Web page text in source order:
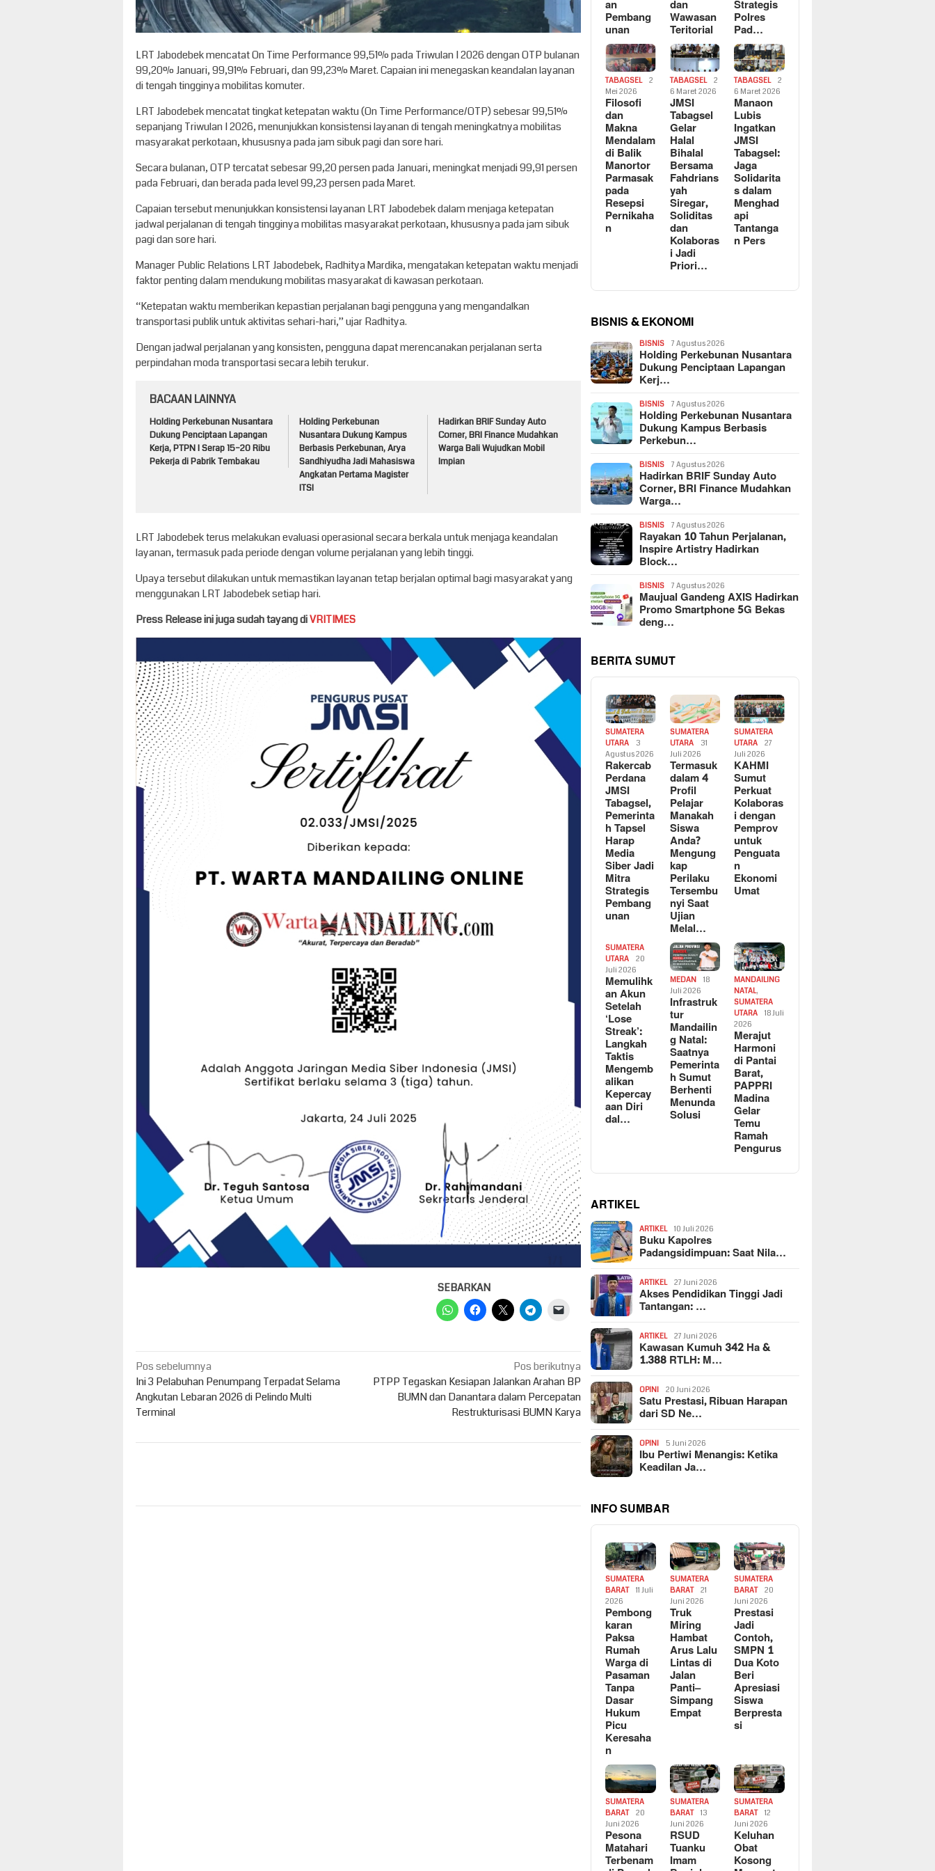
LRT Jabodebek mencatat On Time Performance 99,51% pada Triwulan I 2026 dengan OTP bulanan
99,20% Januari, 99,91% Februari, dan 99,23% Maret. Capaian ini menegaskan keandalan layanan
di tengah tingginya mobilitas komuter.
LRT Jabodebek mencatat tingkat ketepatan waktu (On Time Performance/OTP) sebesar 99,51%
sepanjang Triwulan I 2026, menunjukkan konsistensi layanan di tengah meningkatnya mobilitas
masyarakat perkotaan, khususnya pada jam sibuk pagi dan sore hari.
Secara bulanan, OTP tercatat sebesar 99,20 persen pada Januari, meningkat menjadi 99,91 persen
pada Februari, dan berada pada level 99,23 persen pada Maret.
Capaian tersebut menunjukkan konsistensi layanan LRT Jabodebek dalam menjaga ketepatan
jadwal perjalanan di tengah tingginya mobilitas masyarakat perkotaan, khususnya pada jam sibuk
pagi dan sore hari.
Manager Public Relations LRT Jabodebek, Radhitya Mardika, mengatakan ketepatan waktu menjadi
faktor penting dalam mendukung mobilitas masyarakat di kawasan perkotaan.
“Ketepatan waktu memberikan kepastian perjalanan bagi pengguna yang mengandalkan
transportasi publik untuk aktivitas sehari-hari,” ujar Radhitya.
Dengan jadwal perjalanan yang konsisten, pengguna dapat merencanakan perjalanan serta
perpindahan moda transportasi secara lebih terukur.
BACAAN LAINNYA
Holding Perkebunan Nusantara
Dukung Penciptaan Lapangan
Kerja, PTPN I Serap 15–20 Ribu
Pekerja di Pabrik Tembakau
Holding Perkebunan
Nusantara Dukung Kampus
Berbasis Perkebunan, Arya
Sandhiyudha Jadi Mahasiswa
Angkatan Pertama Magister
ITSI
Hadirkan BRIF Sunday Auto
Corner, BRI Finance Mudahkan
Warga Bali Wujudkan Mobil
Impian
LRT Jabodebek terus melakukan evaluasi operasional secara berkala untuk menjaga keandalan
layanan, termasuk pada periode dengan volume perjalanan yang lebih tinggi.
Upaya tersebut dilakukan untuk memastikan layanan tetap berjalan optimal bagi masyarakat yang
menggunakan LRT Jabodebek setiap hari.
Press Release ini juga sudah tayang diVRITIMES
SEBARKAN
Navigasi
pos
Pos sebelumnya
Ini 3 Pelabuhan Penumpang Terpadat Selama
Angkutan Lebaran 2026 di Pelindo Multi
Terminal
Pos berikutnya
PTPP Tegaskan Kesiapan Jalankan Arahan BP
BUMN dan Danantara dalam Percepatan
Restrukturisasi BUMN Karya
an
Pembang
unan
dan
Wawasan
Teritorial
Strategis
Polres
Pad…
TABAGSEL
2
Mei 2026
Filosofi
dan
Makna
Mendalam
di Balik
Manortor
Parmasak
pada
Resepsi
Pernikaha
n
TABAGSEL
2
6 Maret 2026
JMSI
Tabagsel
Gelar
Halal
Bihalal
Bersama
Fahdrians
yah
Siregar,
Soliditas
dan
Kolaboras
i Jadi
Priori…
TABAGSEL
2
6 Maret 2026
Manaon
Lubis
Ingatkan
JMSI
Tabagsel:
Jaga
Solidarita
s dalam
Menghad
api
Tantanga
n Pers
BISNIS & EKONOMI
BISNIS 7 Agustus 2026
Holding Perkebunan Nusantara
Dukung Penciptaan Lapangan
Kerj…
BISNIS 7 Agustus 2026
Holding Perkebunan Nusantara
Dukung Kampus Berbasis
Perkebun…
BISNIS 7 Agustus 2026
Hadirkan BRIF Sunday Auto
Corner, BRI Finance Mudahkan
Warga…
BISNIS 7 Agustus 2026
Rayakan 10 Tahun Perjalanan,
Inspire Artistry Hadirkan
Block…
BISNIS 7 Agustus 2026
Maujual Gandeng AXIS Hadirkan
Promo Smartphone 5G Bekas
deng…
BERITA SUMUT
SUMATERA
UTARA
3
Agustus 2026
Rakercab
Perdana
JMSI
Tabagsel,
Pemerinta
h Tapsel
Harap
Media
Siber Jadi
Mitra
Strategis
Pembang
unan
SUMATERA
UTARA
31
Juli 2026
Termasuk
dalam 4
Profil
Pelajar
Manakah
Siswa
Anda?
Mengung
kap
Perilaku
Tersembu
nyi Saat
Ujian
Melal…
SUMATERA
UTARA
27
Juli 2026
KAHMI
Sumut
Perkuat
Kolaboras
i dengan
Pemprov
untuk
Penguata
n
Ekonomi
Umat
SUMATERA
UTARA
20
Juli 2026
Memulihk
an Akun
Setelah
‘Lose
Streak’:
Langkah
Taktis
Mengemb
alikan
Kepercay
aan Diri
dal…
MEDAN
18
Juli 2026
Infrastruk
tur
Mandailin
g Natal:
Saatnya
Pemerinta
h Sumut
Berhenti
Menunda
Solusi
MANDAILING
NATAL,
SUMATERA
UTARA
18 Juli
2026
Merajut
Harmoni
di Pantai
Barat,
PAPPRI
Madina
Gelar
Temu
Ramah
Pengurus
ARTIKEL
ARTIKEL 10 Juli 2026
Buku Kapolres
Padangsidimpuan: Saat Nila…
ARTIKEL 27 Juni 2026
Akses Pendidikan Tinggi Jadi
Tantangan: …
ARTIKEL 27 Juni 2026
Kawasan Kumuh 342 Ha &
1.388 RTLH: M…
OPINI 20 Juni 2026
Satu Prestasi, Ribuan Harapan
dari SD Ne…
OPINI 5 Juni 2026
Ibu Pertiwi Menangis: Ketika
Keadilan Ja…
INFO SUMBAR
SUMATERA
BARAT
11 Juli
2026
Pembong
karan
Paksa
Rumah
Warga di
Pasaman
Tanpa
Dasar
Hukum
Picu
Keresaha
n
SUMATERA
BARAT
21
Juni 2026
Truk
Miring
Hambat
Arus Lalu
Lintas di
Jalan
Panti–
Simpang
Empat
SUMATERA
BARAT
20
Juni 2026
Prestasi
Jadi
Contoh,
SMPN 1
Dua Koto
Beri
Apresiasi
Siswa
Berpresta
si
SUMATERA
BARAT
20
Juni 2026
Pesona
Matahari
Terbenam
SUMATERA
BARAT
13
Juni 2026
RSUD
Tuanku
Imam
SUMATERA
BARAT
12
Juni 2026
Keluhan
Obat
Kosong